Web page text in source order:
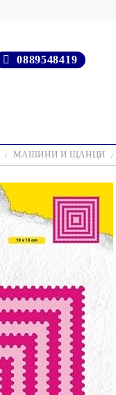
0889548419
МАШИНИ И ЩАНЦИ